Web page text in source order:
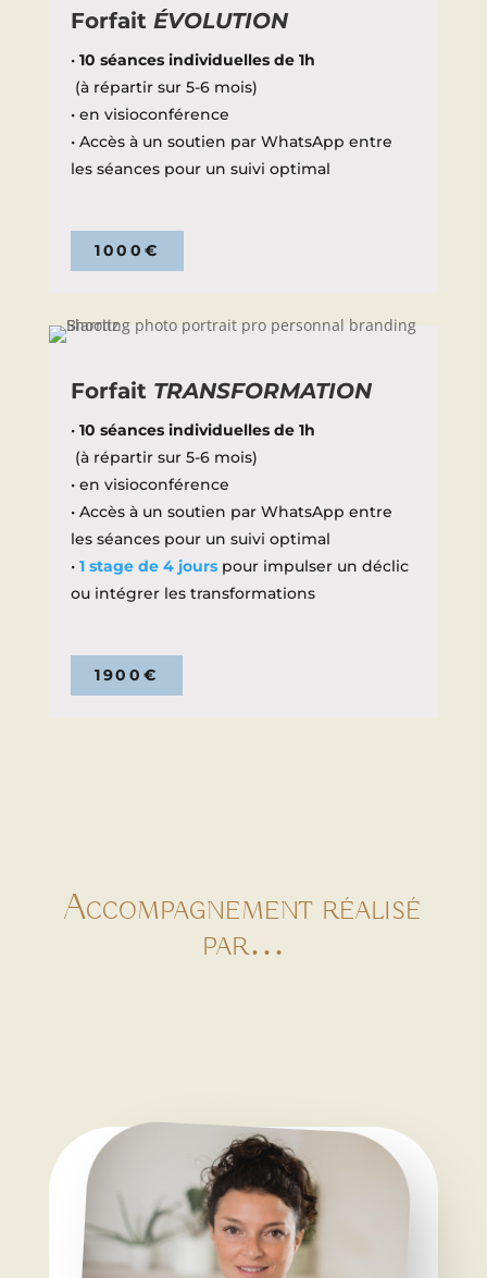
Forfait ÉVOLUTION
• 10 séances individuelles de 1h
(à répartir sur 5-6 mois)
• en visioconférence
• Accès à un soutien par WhatsApp entre
les séances pour un suivi optimal
1000€
Forfait TRANSFORMATION
• 10 séances individuelles de 1h
(à répartir sur 5-6 mois)
• en visioconférence
• Accès à un soutien par WhatsApp entre
les séances pour un suivi optimal
• 1 stage de 4 jourspour impulser un déclic
ou intégrer les transformations
1900€
Accompagnement réalisé
par…